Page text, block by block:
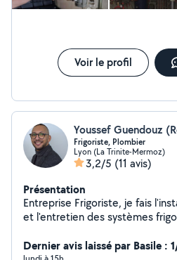
Voir le profil
Youssef Guendouz
Frigoriste, Plombier
Lyon (La Trinite-Mermoz)
3,2/5 (11 avis)
Présentation
Entreprise Frigoriste, je fais
et l'entretien des systèmes
plomberie sanitaire également.
Dernier avis laissé par Basile :